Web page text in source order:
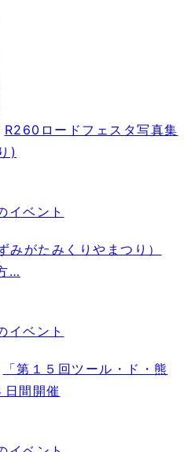
R260ロードフェスタ写真集
)
イベント
みがたみくりやまつり）
…
イベント
「第１５回ツール・ド・熊
日間開催